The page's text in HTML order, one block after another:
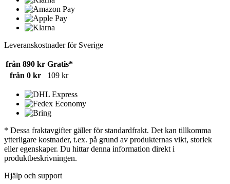
Leveranskostnader för Sverige
från 890 kr Gratis*
från 0 kr
109 kr
* Dessa fraktavgifter gäller för standardfrakt. Det kan tillkomma
ytterligare kostnader, t.ex. på grund av produkternas vikt, storlek
eller egenskaper. Du hittar denna information direkt i
produktbeskrivningen.
Hjälp och support